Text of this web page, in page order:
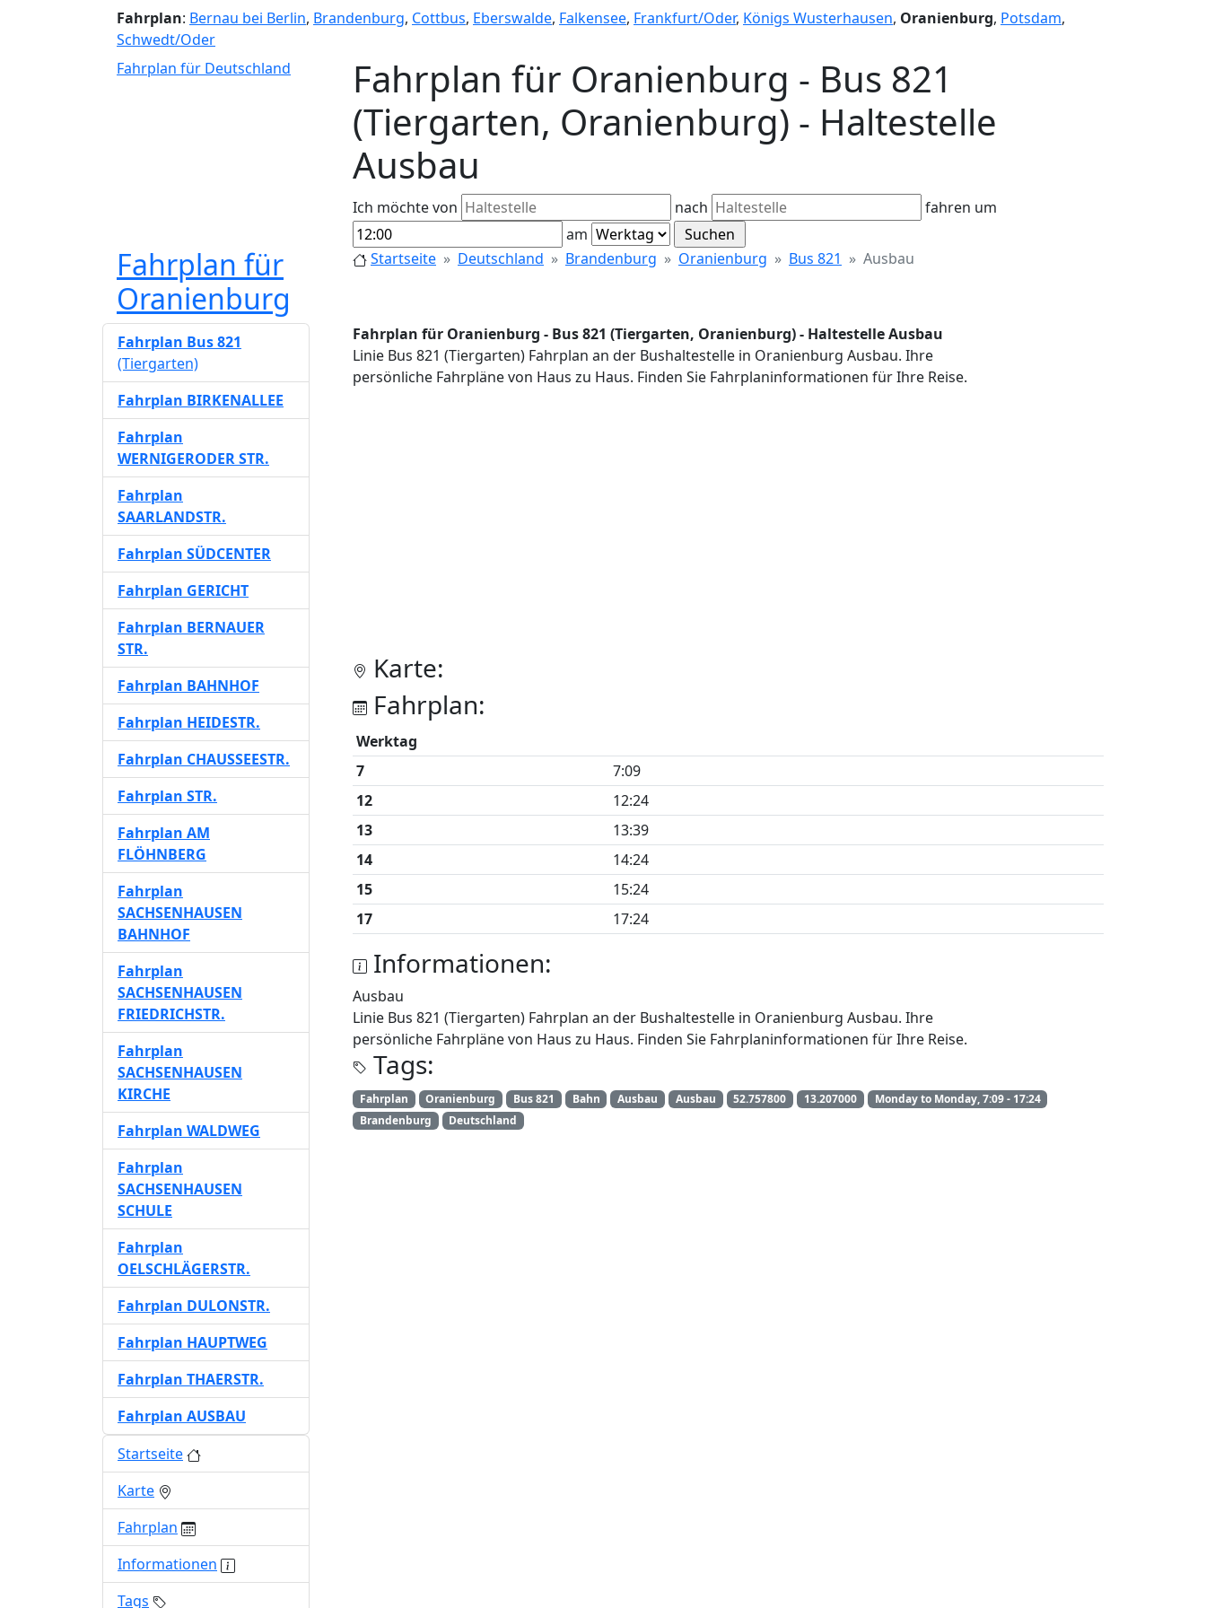
Fahrplan: Bernau bei Berlin, Brandenburg, Cottbus, Eberswalde, Falkensee, Frankfurt/Oder, Königs Wusterhausen, Oranienburg, Potsdam,
Schwedt/Oder
Fahrplan für Deutschland
Fahrplan für Oranienburg - Bus 821
(Tiergarten, Oranienburg) - Haltestelle
Ausbau
Ich möchte von nach
fahren um
am
Fahrplan für
Oranienburg
Startseite Deutschland Brandenburg Oranienburg Bus 821 Ausbau
Fahrplan für Oranienburg - Bus 821 (Tiergarten, Oranienburg) - Haltestelle Ausbau
Linie Bus 821 (Tiergarten) Fahrplan an der Bushaltestelle in Oranienburg Ausbau. Ihre
persönliche Fahrpläne von Haus zu Haus. Finden Sie Fahrplaninformationen für Ihre Reise.
Karte:
Fahrplan:
Werktag
7
7:09
12
12:24
13
13:39
14
14:24
15
15:24
17
17:24
Informationen:
Ausbau
Linie Bus 821 (Tiergarten) Fahrplan an der Bushaltestelle in Oranienburg Ausbau. Ihre
persönliche Fahrpläne von Haus zu Haus. Finden Sie Fahrplaninformationen für Ihre Reise.
Tags:
Fahrplan Oranienburg Bus 821 Bahn Ausbau Ausbau 52.757800 13.207000
Monday to Monday, 7:09 - 17:24
Brandenburg
Deutschland
Fahrplan Bus 821
(Tiergarten)
Fahrplan BIRKENALLEE
Fahrplan
WERNIGERODER STR.
Fahrplan
SAARLANDSTR.
Fahrplan SÜDCENTER
Fahrplan GERICHT
Fahrplan BERNAUER
STR.
Fahrplan BAHNHOF
Fahrplan HEIDESTR.
Fahrplan CHAUSSEESTR.
Fahrplan STR.
Fahrplan AM
FLÖHNBERG
Fahrplan
SACHSENHAUSEN
BAHNHOF
Fahrplan
SACHSENHAUSEN
FRIEDRICHSTR.
Fahrplan
SACHSENHAUSEN
KIRCHE
Fahrplan WALDWEG
Fahrplan
SACHSENHAUSEN
SCHULE
Fahrplan
OELSCHLÄGERSTR.
Fahrplan DULONSTR.
Fahrplan HAUPTWEG
Fahrplan THAERSTR.
Fahrplan AUSBAU
Startseite
Karte
Fahrplan
Informationen
Tags